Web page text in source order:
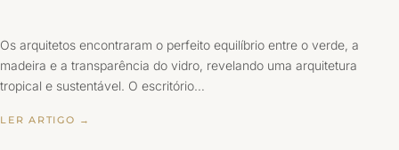
Os arquitetos encontraram o perfeito equilíbrio entre o verde, a
madeira e a transparência do vidro, revelando uma arquitetura
tropical e sustentável. O escritório…
LER ARTIGO →